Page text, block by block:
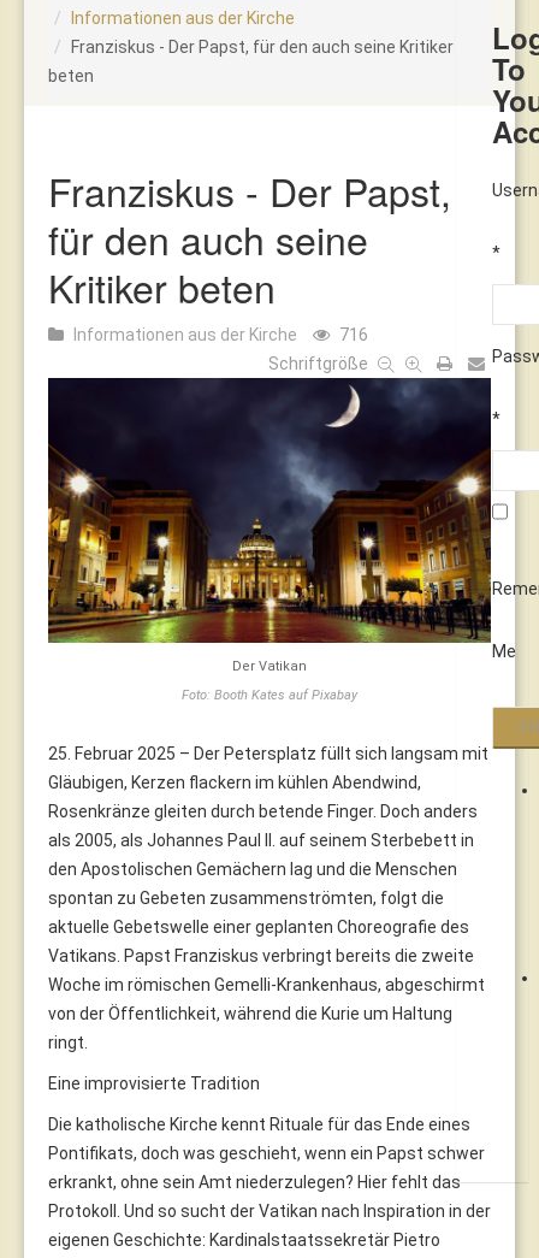
To
*
*
Me
Informationen aus der Kirche
Franziskus - Der Papst, für den auch seine Kritiker
beten
Franziskus - Der Papst,
für den auch seine
Kritiker beten
Informationen aus der Kirche
716
Schriftgröße
Der Vatikan
Foto: Booth Kates auf Pixabay
25. Februar 2025 – Der Petersplatz füllt sich langsam mit
Gläubigen, Kerzen flackern im kühlen Abendwind,
Rosenkränze gleiten durch betende Finger. Doch anders
als 2005, als Johannes Paul II. auf seinem Sterbebett in
den Apostolischen Gemächern lag und die Menschen
spontan zu Gebeten zusammenströmten, folgt die
aktuelle Gebetswelle einer geplanten Choreografie des
Vatikans. Papst Franziskus verbringt bereits die zweite
Woche im römischen Gemelli-Krankenhaus, abgeschirmt
von der Öffentlichkeit, während die Kurie um Haltung
ringt.
Eine improvisierte Tradition
Die katholische Kirche kennt Rituale für das Ende eines
Pontifikats, doch was geschieht, wenn ein Papst schwer
erkrankt, ohne sein Amt niederzulegen? Hier fehlt das
Protokoll. Und so sucht der Vatikan nach Inspiration in der
eigenen Geschichte: Kardinalstaatssekretär Pietro